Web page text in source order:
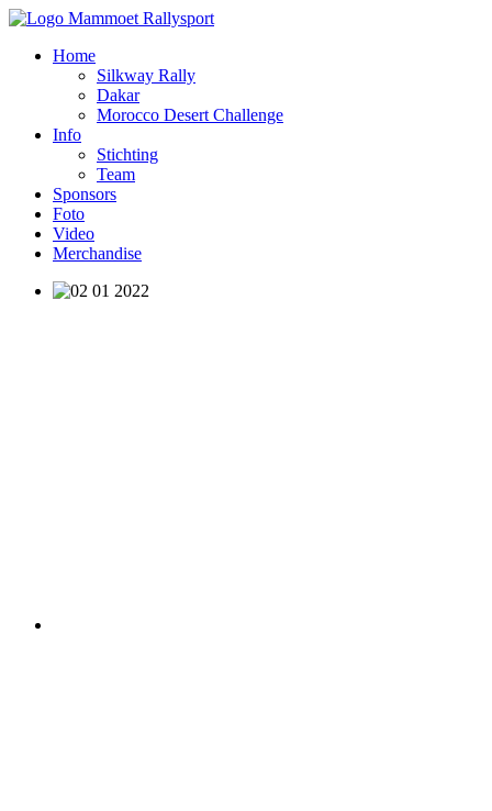
Home
Silkway Rally
Dakar
Morocco Desert Challenge
Info
Stichting
Team
Sponsors
Foto
Video
Merchandise